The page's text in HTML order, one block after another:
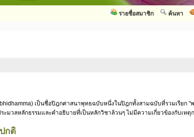
ค้นหา
รายชื่อสมาชิก
เป็นชื่อปิฎกศาสนาพุทธฉบับหนึ่งในปิฎกทั้งสามฉบับที่รวมเรียก "
มวลหลักธรรมและคำอธิบายที่เป็นหลักวิชาล้วนๆ ไม่มีความเกี่ยวข้องกับเหตุ
กติ